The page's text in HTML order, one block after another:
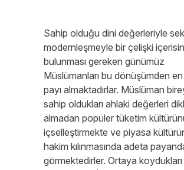
Sahip olduğu dini değerleriyle
modernleşmeyle bir çelişki
bulunması gereken günümüz
Müslümanları bu dönüşümden
payı almaktadırlar. Müslüman
sahip oldukları ahlaki değerleri
almadan popüler tüketim
içselleştirmekte ve piyasa
hakim kılınmasında adeta
görmektedirler. Ortaya koydukları